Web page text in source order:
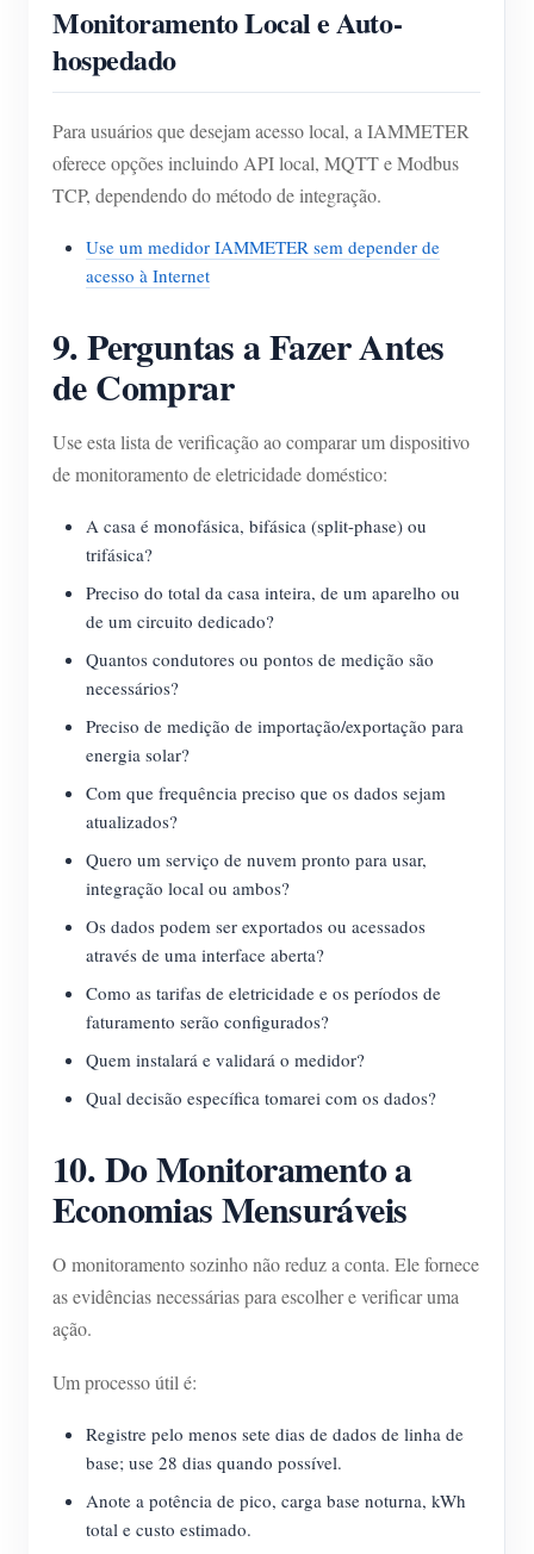
Monitoramento Local e Auto-
hospedado
Para usuários que desejam acesso local, a IAMMETER
oferece opções incluindo API local, MQTT e Modbus
TCP, dependendo do método de integração.
Use um medidor IAMMETER sem depender de
acesso à Internet
9. Perguntas a Fazer Antes
de Comprar
Use esta lista de verificação ao comparar um dispositivo
de monitoramento de eletricidade doméstico:
A casa é monofásica, bifásica (split-phase) ou
trifásica?
Preciso do total da casa inteira, de um aparelho ou
de um circuito dedicado?
Quantos condutores ou pontos de medição são
necessários?
Preciso de medição de importação/exportação para
energia solar?
Com que frequência preciso que os dados sejam
atualizados?
Quero um serviço de nuvem pronto para usar,
integração local ou ambos?
Os dados podem ser exportados ou acessados
através de uma interface aberta?
Como as tarifas de eletricidade e os períodos de
faturamento serão configurados?
Quem instalará e validará o medidor?
Qual decisão específica tomarei com os dados?
10. Do Monitoramento a
Economias Mensuráveis
O monitoramento sozinho não reduz a conta. Ele fornece
as evidências necessárias para escolher e verificar uma
ação.
Um processo útil é:
Registre pelo menos sete dias de dados de linha de
base; use 28 dias quando possível.
Anote a potência de pico, carga base noturna, kWh
total e custo estimado.